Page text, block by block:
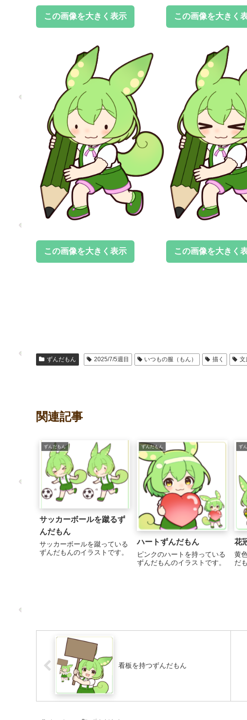
この画像を大きく表示 この画像を大きく
この画像を大きく表示 この画像を大きく
ずんだもん 2025/7/5週目 いつもの服（もん） 描く 文
関連記事
ずんだもん
サッカーボールを蹴るず
んだもん
サッカーボールを蹴っている
ずんだもんのイラストです。
ずんだもん
ハートずんだもん
ピンクのハートを持っている
ずんだもんのイラストです。
ず
花
黄
だ
看板を持つずんだもん